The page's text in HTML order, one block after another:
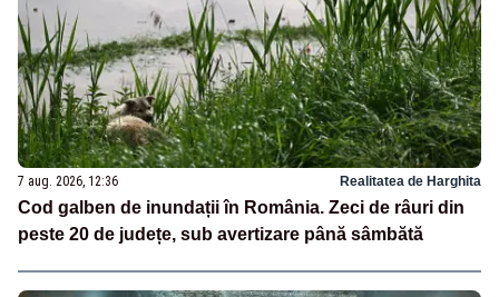
7 aug. 2026, 12:36 Realitatea de Harghita
Cod galben de inundații în România. Zeci de râuri din
peste 20 de județe, sub avertizare până sâmbătă